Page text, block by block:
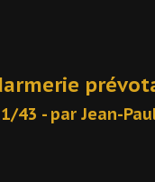
43 - par Jean-